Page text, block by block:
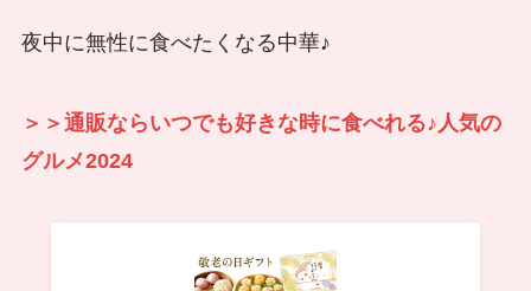
夜中に無性に食べたくなる中華♪
＞＞通販ならいつでも好きな時に食べれる♪人気の
グルメ2024